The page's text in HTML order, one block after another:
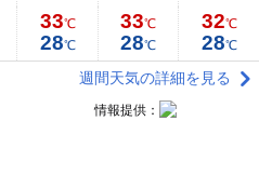
33℃
28℃
33℃
28℃
32℃
28℃
週間天気の詳細を見る
情報提供：